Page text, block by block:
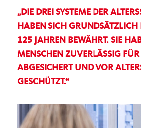
DIE DREI SYSTEME DER
HABEN SICH GRUNDSÄTZLICH
125 JAHREN BEWÄHRT. SIE
MENSCHEN ZUVERLÄSSIG FÜR
ABGESICHERT UND VOR
GESCHÜTZT.“